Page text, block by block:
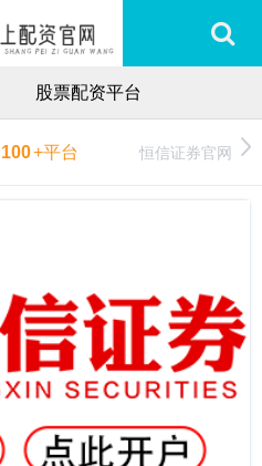
股票配资平台
100+平台 恒信证券官网